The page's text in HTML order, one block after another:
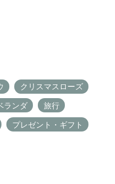
クリスマスローズ
ランダ 旅行
プレゼント・ギフト